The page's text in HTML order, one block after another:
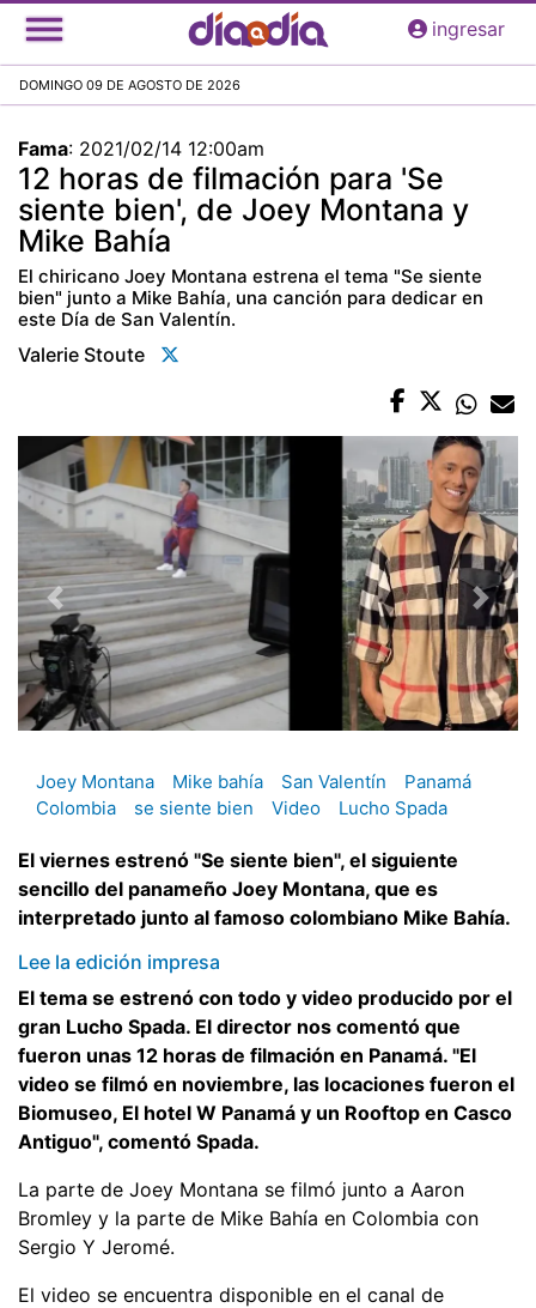
Pasar
al
principal
ingresar
DOMINGO 09 DE AGOSTO DE 2026
Fama: 2021/02/14 12:00am
12 horas de filmación para 'Se
siente bien', de Joey Montana y
Mike Bahía
El chiricano Joey Montana estrena el tema "Se siente
bien" junto a Mike Bahía, una canción para dedicar en
este Día de San Valentín.
Valerie Stoute
Joey Montana Mike bahía San Valentín
Panamá
Colombia
se siente bien Video Lucho Spada
El viernes estrenó "Se siente bien", el siguiente
sencillo del panameño Joey Montana, que es
interpretado junto al famoso colombiano Mike Bahía.
Lee la edición impresa
El tema se estrenó con todo y video producido por el
gran Lucho Spada. El director nos comentó que
fueron unas 12 horas de filmación en Panamá. "El
video se filmó en noviembre, las locaciones fueron el
Biomuseo, El hotel W Panamá y un Rooftop en Casco
Antiguo", comentó Spada.
La parte de Joey Montana se filmó junto a Aaron
Bromley y la parte de Mike Bahía en Colombia con
Sergio Y Jeromé.
El video se encuentra disponible en el canal de